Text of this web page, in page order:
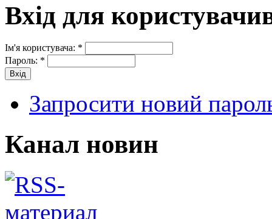
Вхід для
Ім'я користувача: *
Пароль: *
Запросити новий
Канал новин